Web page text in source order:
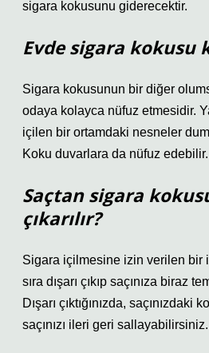
sigara kokusunu giderecektir.
Evde sigara kokusu
Sigara kokusunun bir diğer
odaya kolayca nüfuz etmesidir.
içilen bir ortamdaki nesneler
Koku duvarlara da nüfuz edebilir.
Saçtan sigara
çıkarılır?
Sigara içilmesine izin verilen bir
sıra dışarı çıkıp saçınıza biraz
Dışarı çıktığınızda,
saçınızı ileri geri sallayabilirsiniz.